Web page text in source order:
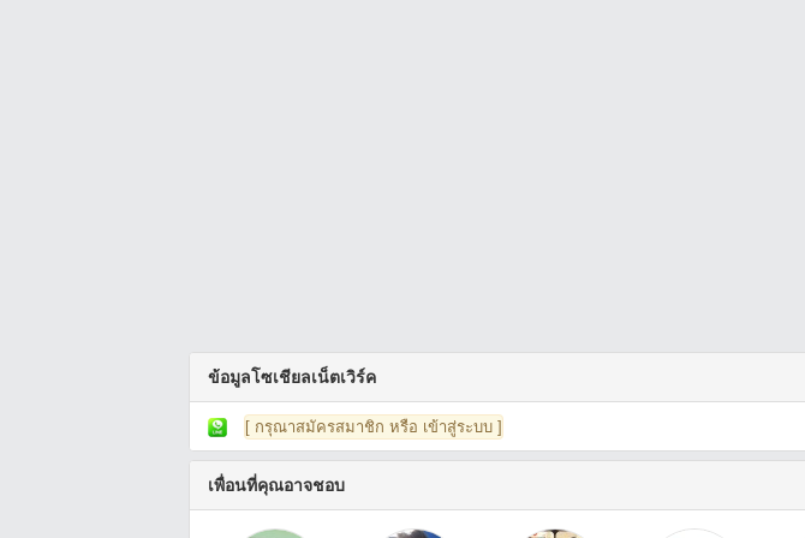
ข้อมูลโซเชียลเน็ตเวิร์ค
[ กรุณาสมัครสมาชิก หรือ เข้าสู่ระบบ ]
เพื่อนที่คุณอาจชอบ